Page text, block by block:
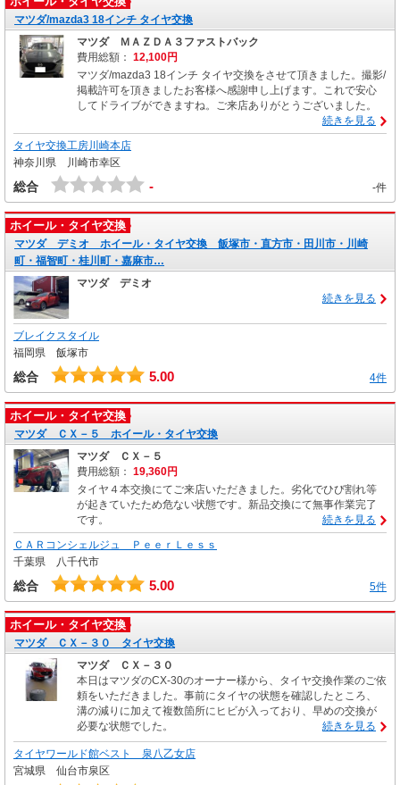
マツダ/mazda3 18インチ タイヤ交換
マツダ ＭＡＺＤＡ３ファストバック
費用総額： 12,100円
マツダ/mazda3 18インチ タイヤ交換をさせて頂きました。撮影/
掲載許可を頂きましたお客様へ感謝申し上げます。これで安心
してドライブができますね。ご来店ありがとうございました。
続きを見る
タイヤ交換工房川崎本店
神奈川県 川崎市幸区
総合 - -件
ホイール・タイヤ交換
マツダ デミオ ホイール・タイヤ交換 飯塚市・直方市・田川市・川崎
町・福智町・桂川町・嘉麻市…
マツダ デミオ
続きを見る
ブレイクスタイル
福岡県 飯塚市
総合 5.00 4件
ホイール・タイヤ交換
マツダ ＣＸ－５ ホイール・タイヤ交換
マツダ ＣＸ－５
費用総額： 19,360円
タイヤ４本交換にてご来店いただきました。劣化でひび割れ等
が起きていたため危ない状態です。新品交換にて無事作業完了
です。
続きを見る
ＣＡＲコンシェルジュ ＰｅｅｒＬｅｓｓ
千葉県 八千代市
総合 5.00 5件
ホイール・タイヤ交換
マツダ ＣＸ－３０ タイヤ交換
マツダ ＣＸ－３０
本日はマツダのCX-30のオーナー様から、タイヤ交換作業のご依
頼をいただきました。事前にタイヤの状態を確認したところ、
溝の減りに加えて複数箇所にヒビが入っており、早めの交換が
必要な状態でした。
続きを見る
タイヤワールド館ベスト 泉八乙女店
宮城県 仙台市泉区